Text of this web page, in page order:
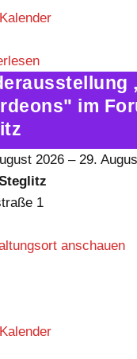
im
2026 –29.
1
anschauen